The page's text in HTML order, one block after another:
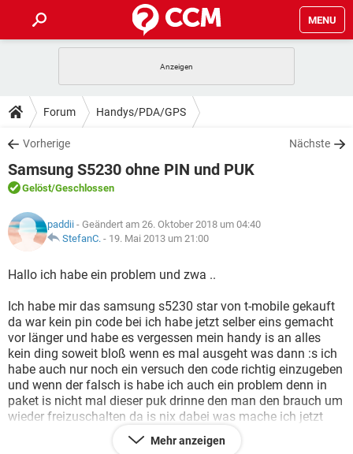
MENU
ANDROID IOS
WINDOWS 10
WHATSAPP TIKTOK
FACEBOOK
TIPPS & TRICKS
SPIELE STREAMING
WINDOWS 10
WHATSAPP
FACEBOOK HARDWARE
DOWNLOADS
SPIELE STREAMING
ANDROID
WINDOWS 10 INSTAGRAM
WHATSAPP
FACEBOOK HARDWARE
FORUM
SPIELE
ANDROID IOS
FACEBOOK HARDWARE
LEXIKON
SPIELE
ANDROID IOS
WINDOWS 10 INSTAGRAM
WHATSAPP TIKTOK
FACEBOOK HARDWARE
Forum Handys/PDA/GPS
Vorherige Nächste
Samsung S5230 ohne PIN und PUK
Gelöst/Geschlossen
paddii - Geändert am 26. Oktober 2018 um 04:40
StefanC. - 19. Mai 2013 um 21:00
Hallo ich habe ein problem und zwa ..
Ich habe mir das samsung s5230 star von t-mobile gekauft
da war kein pin code bei ich habe jetzt selber eins gemacht
vor länger und habe es vergessen mein handy is an alles
kein ding soweit bloß wenn es mal ausgeht was dann :s ich
habe auch nur noch ein versuch den code richtig einzugeben
und wenn der falsch is habe ich auch ein problem denn in
paket is nicht mal dieser puk drinne den man den brauch um
wieder freizuschalten da is nix dabei was mache ich jetzt
Mehr anzeigen